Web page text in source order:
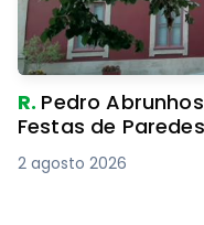
R. Pedro
Festas de
2 agosto 2026